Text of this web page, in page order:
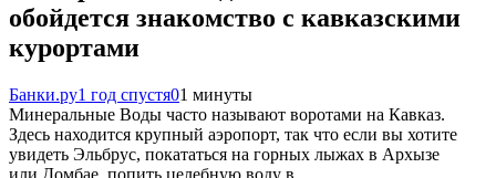
обойдется знакомство с кавказскими
курортами
Банки.ру1 год спустя01 минуты
Минеральные Воды часто называют воротами на Кавказ.
Здесь находится крупный аэропорт, так что если вы хотите
увидеть Эльбрус, покататься на горных лыжах в Архызе
или Домбае, попить целебную воду в…